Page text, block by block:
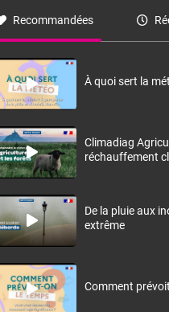
Recommandées
À quoi sert la
Climadiag
réchauffement
De la pluie aux
extrême
Comment